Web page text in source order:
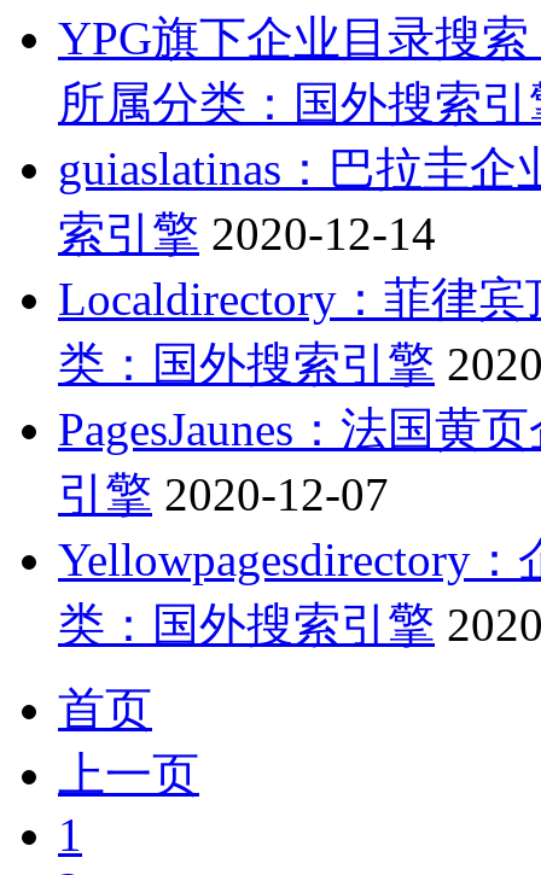
YPG旗下企业目录搜索
所属分类：国外搜索引
guiaslatinas：巴拉圭企
索引擎 2020-12-14
Localdirectory：菲律
类：国外搜索引擎
PagesJaunes：法国黄
引擎 2020-12-07
Yellowpagesdirectory
类：国外搜索引擎
首页
上一页
1